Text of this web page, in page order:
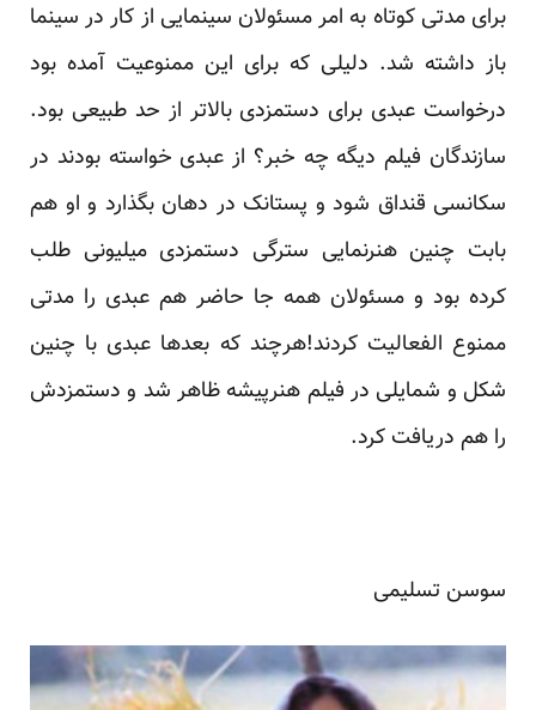
برای مدتی کوتاه به امر مسئولان سینمایی از کار در سینما
باز داشته شد. دلیلی که برای این ممنوعیت آمده بود
درخواست عبدی برای دستمزدی بالاتر از حد طبیعی بود.
سازندگان فیلم دیگه چه خبر؟ از عبدی خواسته بودند در
سکانسی قنداق شود و پستانک در دهان بگذارد و او هم
بابت چنین هنرنمایی سترگی دستمزدی میلیونی طلب
کرده بود و مسئولان همه جا حاضر هم عبدی را مدتی
ممنوع الفعالیت کردند!هرچند که بعدها عبدی با چنین
شکل و شمایلی در فیلم هنرپیشه ظاهر شد و دستمزدش
را هم دریافت کرد.
سوسن تسلیمی